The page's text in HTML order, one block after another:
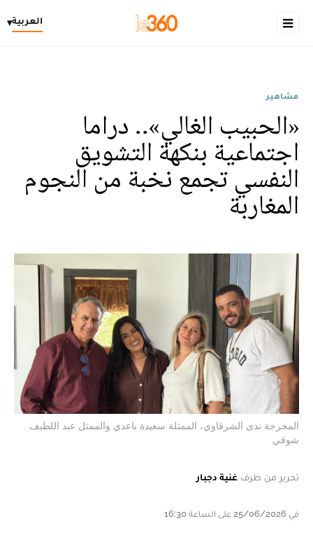
العربية▾
مشاهير
«الحبيب الغالي».. دراما
اجتماعية بنكهة التشويق
النفسي تجمع نخبة من النجوم
المغاربة
المخرجة ندى الشرقاوي، الممثلة سعيدة باعدي والممثل عبد اللطيف
شوقي
تحرير من طرف غنية دجبار
في 25/06/2026 على الساعة 16:30